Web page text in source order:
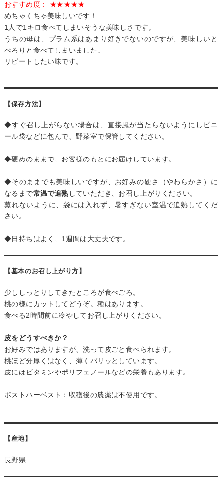
おすすめ度： ★★★★★
めちゃくちゃ美味しいです！
1人で1キロ食べてしまいそうな美味しさです。
うちの母は、プラム系はあまり好きでないのですが、美味しいと
ぺろりと食べてしまいました。
リピートしたい味です。
【保存方法】
◆すぐ召し上がらない場合は、直接風が当たらないようにしビニ
ール袋などに包んで、野菜室で保管してください。
◆硬めのままで、お客様のもとにお届けしています。
◆そのままでも美味しいですが、お好みの硬さ（やわらかさ）に
なるまで常温で追熟 していただき、お召し上がりください。
蒸れないように、袋には入れず、暑すぎない室温で追熟してくだ
さい。
◆日持ちはよく、1週間は大丈夫です。
【基本のお召し上がり方】
少ししっとりしてきたところが食べごろ。
桃の様にカットしてどうぞ。種はあります。
食べる2時間前に冷やしてお召し上がりください。
皮をどうすべきか？
お好みではありますが、洗って皮ごと食べられます。
桃ほど分厚くはなく、薄くパリッとしています。
皮にはビタミンやポリフェノールなどの栄養もあります。
ポストハーベスト：収穫後の農薬は不使用です。
【産地】
長野県